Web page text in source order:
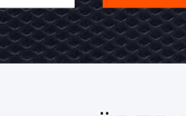
mittlerer
Kapazität
für